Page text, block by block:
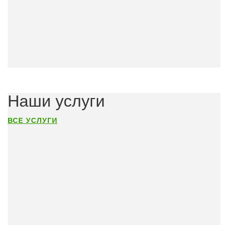
Наши услуги
ВСЕ УСЛУГИ